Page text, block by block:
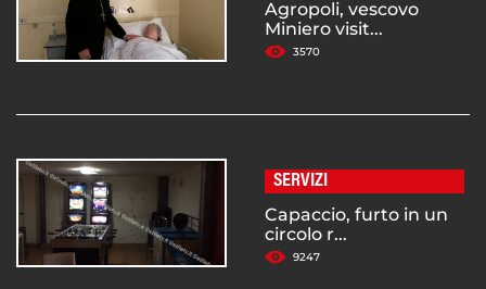
Agropoli, vescovo
Miniero visit...
3570
SERVIZI
Capaccio, furto in un
circolo r...
9247